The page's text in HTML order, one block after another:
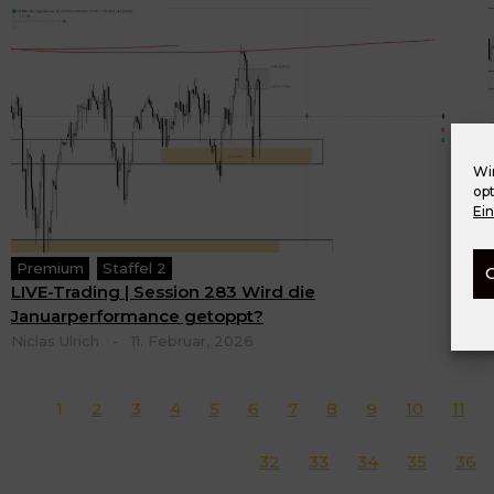
Premium Staffel 2
LIVE-Trading | Session 283 Wird die
Januarperformance getoppt?
Niclas Ulrich 11. Februar, 2026
1 2 3 4 5 6 7 8 9 10 11
32 33 34 35 36